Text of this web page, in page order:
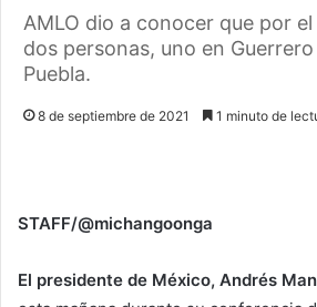
AMLO dio a conocer que por
dos personas, uno en
Puebla.
8 de septiembre de 2021 1 minuto de
STAFF/@michangoonga
El presidente de México, Andrés